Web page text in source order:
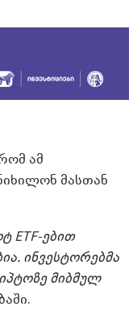
ამ
მასთან
ETF-ებით
ინვესტორებმა
მიბმულ